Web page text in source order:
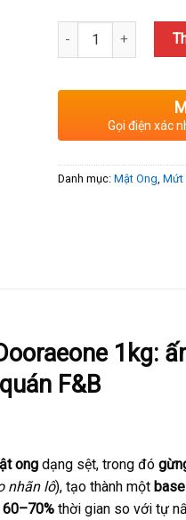
Số lượng
Gọi điện xác
Danh mục: Mật Ong, Mứt
1kg:
F&B
ong dạng sệt, trong đó
nhãn lô), tạo thành một
60–70% thời gian so với tự